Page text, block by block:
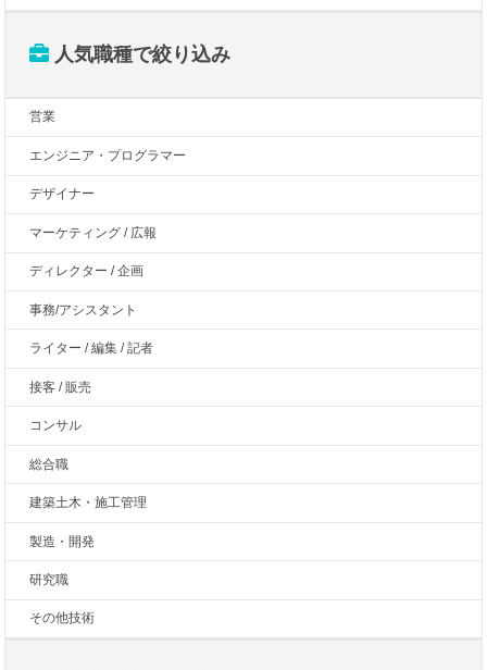
人気職種で絞り込み
営業
エンジニア・プログラマー
デザイナー
マーケティング / 広報
ディレクター / 企画
事務/アシスタント
ライター / 編集 / 記者
接客 / 販売
コンサル
総合職
建築土木・施工管理
製造・開発
研究職
その他技術